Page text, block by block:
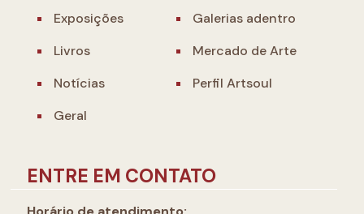
Exposições
Galerias adentro
Livros
Mercado de Arte
Notícias
Perfil Artsoul
Geral
ENTRE EM CONTATO